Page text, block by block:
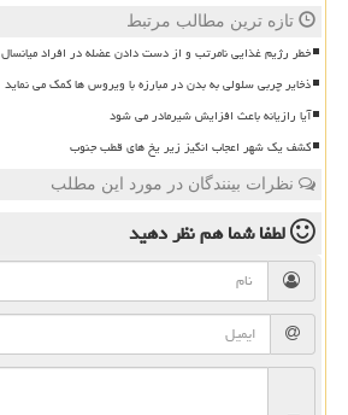
تازه ترین مطالب مرتبط
خطر رژیم غذایی نامرتب و از دست دادن عضله در افراد میانسال
ذخایر چربی سلولی به بدن در مبارزه با ویروس ها کمک می نماید
آیا رازیانه باعث افزایش شیرمادر می شود
کشف یک شهر اعجاب انگیز زیر یخ های قطب جنوب
نظرات بینندگان در مورد این مطلب
لطفا شما همنظر دهید